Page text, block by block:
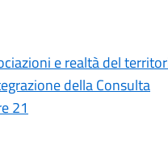
e realtà del
della Consulta
21